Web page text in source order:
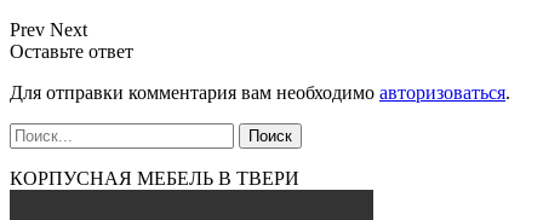
Prev Next
Оставьте ответ
Для отправки комментария вам необходимо авторизоваться.
КОРПУСНАЯ МЕБЕЛЬ В ТВЕРИ